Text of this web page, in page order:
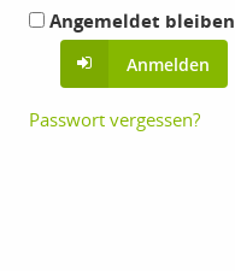
Angemeldet bleiben
Anmelden
Passwort vergessen?